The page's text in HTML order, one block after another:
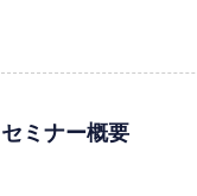
セミナー概要